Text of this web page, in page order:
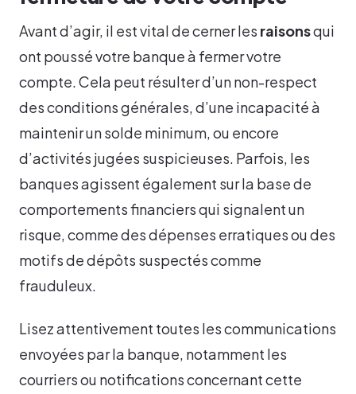
Avant d’agir, il est vital de cerner les raisonsqui
ont poussé votre banque à fermer votre
compte. Cela peut résulter d’un non-respect
des conditions générales, d’une incapacité à
maintenir un solde minimum, ou encore
d’activités jugées suspicieuses. Parfois, les
banques agissent également sur la base de
comportements financiers qui signalent un
risque, comme des dépenses erratiques ou des
motifs de dépôts suspectés comme
frauduleux.
Lisez attentivement toutes les communications
envoyées par la banque, notamment les
courriers ou notifications concernant cette